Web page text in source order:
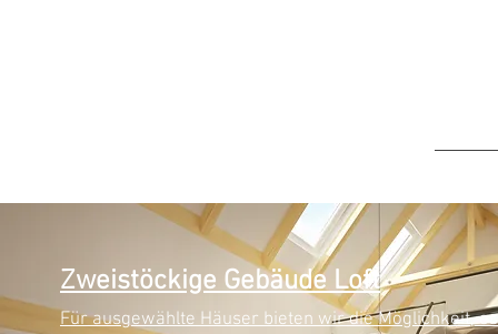
Zweistöckige Gebäude Loft
Für ausgewählte Häuser bieten wir die Möglichkeit,